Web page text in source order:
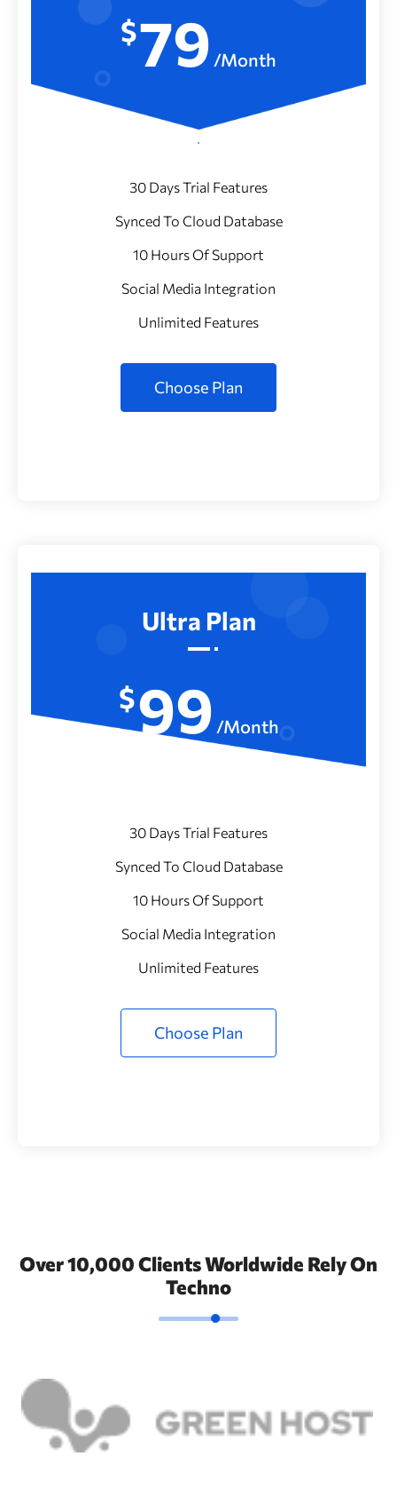
$79 /Month
30 Days Trial Features
Synced To Cloud Database
10 Hours Of Support
Social Media Integration
Unlimited Features
Choose Plan
Ultra Plan
$99 /Month
30 Days Trial Features
Synced To Cloud Database
10 Hours Of Support
Social Media Integration
Unlimited Features
Choose Plan
Over 10,000 Clients Worldwide Rely On
Techno